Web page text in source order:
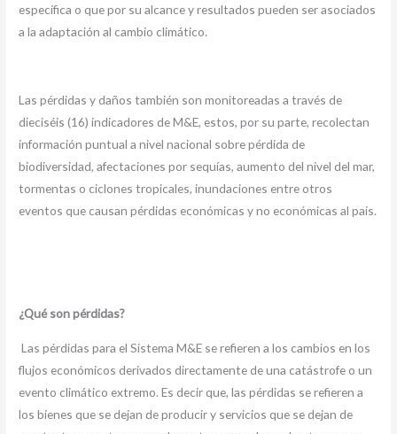
específica o que por su alcance y resultados pueden ser asociados
a la adaptación al cambio climático.
Las pérdidas y daños también son monitoreadas a través de
dieciséis (16) indicadores de M&E, estos, por su parte, recolectan
información puntual a nivel nacional sobre pérdida de
biodiversidad, afectaciones por sequías, aumento del nivel del mar,
tormentas o ciclones tropicales, inundaciones entre otros
eventos que causan pérdidas económicas y no económicas al país.
¿Qué son pérdidas?
Las pérdidas para el Sistema M&E se refieren a los cambios en los
flujos económicos derivados directamente de una catástrofe o un
evento climático extremo. Es decir que, las pérdidas se refieren a
los bienes que se dejan de producir y servicios que se dejan de